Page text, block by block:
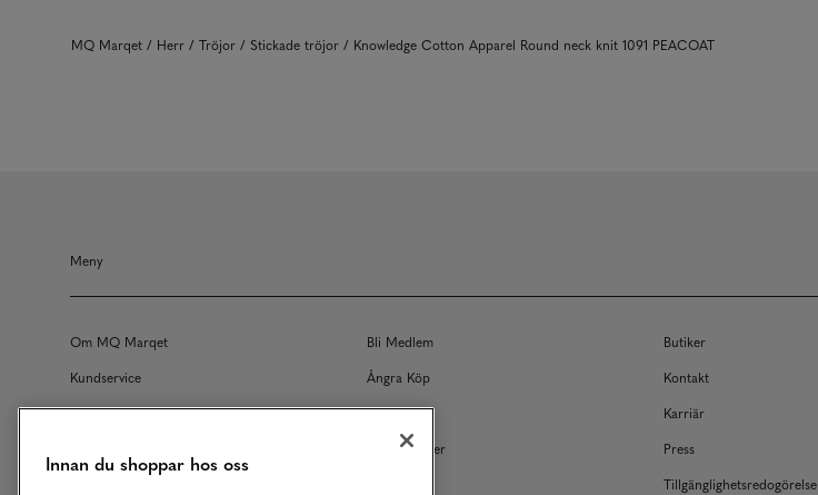
MQ Marqet Herr Tröjor Stickade tröjor Knowledge Cotton Apparel Round neck knit 1091 PEACOAT
Meny
Om MQ Marqet Bli Medlem
Butiker
Kundservice
Ångra Köp
Kontakt
Returer
Köpvillkor
Karriär
Våra Tjänster
Press
Tillgänglighetsredogörelse
Innan du shoppar hos oss